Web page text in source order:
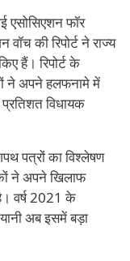
एसोसिएशन फॉर
की रिपोर्ट ने राज्य
हैं। रिपोर्ट के
ने अपने हलफनामे में
विधायक
पत्रों का विश्लेषण
ने अपने खिलाफ
वर्ष 2021 के
अब इसमें बड़ा